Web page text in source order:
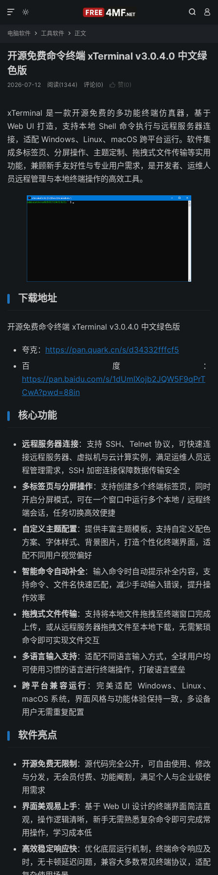
  

电脑软件  工具软件  正文
开源免费命令终端 xTerminal v3.0.4.0 中文绿
色版
2026-07-12 阅读(1344) 评论(0)  赞(0)
xTerminal 是一款开源免费的多功能终端仿真器，基于
Web UI 打造，支持本地 Shell 命令执行与远程服务器连
接，适配 Windows、Linux、macOS 跨平台运行。软件集
成多标签页、分屏操作、主题定制、拖拽式文件传输等实用
功能，兼顾新手友好性与专业用户需求，是开发者、运维人
员远程管理与本地终端操作的高效工具。
下载地址
开源免费命令终端 xTerminal v3.0.4.0 中文绿色版
夸克： https://pan.quark.cn/s/d34332fffcf5
百度：
https://pan.baidu.com/s/1dUmIXojb2JQW5F9qPrT
CwA?pwd=88in
核心功能
远程服务器连接：支持 SSH、Telnet 协议，可快速连
接远程服务器、虚拟机与云计算实例，满足运维人员远
程管理需求，SSH 加密连接保障数据传输安全
多标签页与分屏操作 ：支持创建多个终端标签页，同时
开启分屏模式，可在一个窗口中运行多个本地 / 远程终
端会话，任务切换高效便捷
自定义主题配置：提供丰富主题模板，支持自定义配色
方案、字体样式、背景图片，打造个性化终端界面，适
配不同用户视觉偏好
智能命令自动补全：输入命令时自动提示补全内容，支
持命令、文件名快速匹配，减少手动输入错误，提升操
作效率
拖拽式文件传输：支持将本地文件拖拽至终端窗口完成
上传，或从远程服务器拖拽文件至本地下载，无需繁琐
命令即可实现文件交互
多语言输入支持：适配不同语言输入方式，全球用户均
可使用习惯的语言进行终端操作，打破语言壁垒
跨平台兼容运行 ：完美适配 Windows、Linux、
macOS 系统，界面风格与功能体验保持一致，多设备
用户无需重复配置
软件亮点
开源免费无限制 ：源代码完全公开，可自由使用、修改
与分发，无会员付费、功能阉割，满足个人与企业级使
用需求
界面美观易上手：基于 Web UI 设计的终端界面简洁直
观，操作逻辑清晰，新手无需熟悉复杂命令即可完成常
用操作，学习成本低
高效稳定响应快：优化底层运行机制，终端命令响应及
时，无卡顿延迟问题，兼容大多数常见终端协议，适配